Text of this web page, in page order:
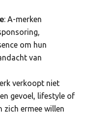
: A-merken
om hun
van
verkoopt niet
gevoel, lifestyle of
ermee willen